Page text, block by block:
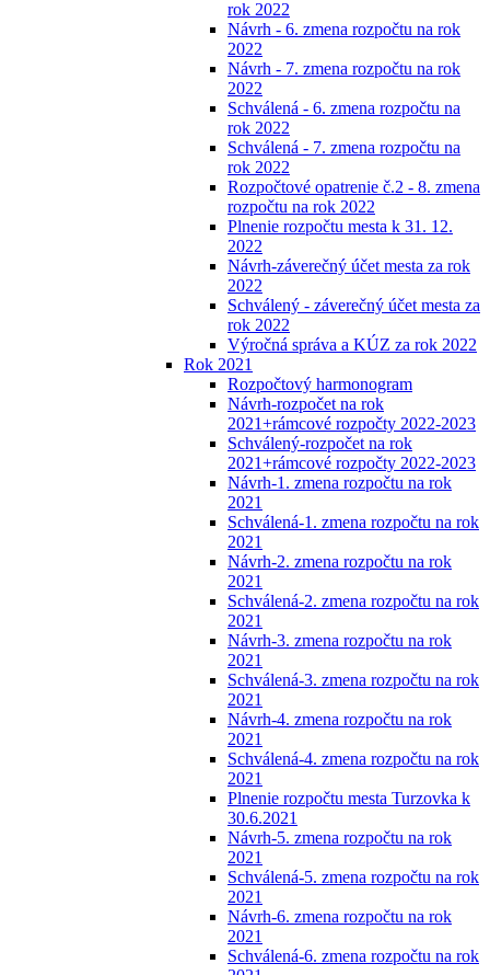
rok 2022
Návrh - 6. zmena rozpočtu na rok
2022
Návrh - 7. zmena rozpočtu na rok
2022
Schválená - 6. zmena rozpočtu na
rok 2022
Schválená - 7. zmena rozpočtu na
rok 2022
Rozpočtové opatrenie č.2 - 8. zmena
rozpočtu na rok 2022
Plnenie rozpočtu mesta k 31. 12.
2022
Návrh-záverečný účet mesta za rok
2022
Schválený - záverečný účet mesta za
rok 2022
Výročná správa a KÚZ za rok 2022
Rok 2021
Rozpočtový harmonogram
Návrh-rozpočet na rok
2021+rámcové rozpočty 2022-2023
Schválený-rozpočet na rok
2021+rámcové rozpočty 2022-2023
Návrh-1. zmena rozpočtu na rok
2021
Schválená-1. zmena rozpočtu na rok
2021
Návrh-2. zmena rozpočtu na rok
2021
Schválená-2. zmena rozpočtu na rok
2021
Návrh-3. zmena rozpočtu na rok
2021
Schválená-3. zmena rozpočtu na rok
2021
Návrh-4. zmena rozpočtu na rok
2021
Schválená-4. zmena rozpočtu na rok
2021
Plnenie rozpočtu mesta Turzovka k
30.6.2021
Návrh-5. zmena rozpočtu na rok
2021
Schválená-5. zmena rozpočtu na rok
2021
Návrh-6. zmena rozpočtu na rok
2021
Schválená-6. zmena rozpočtu na rok